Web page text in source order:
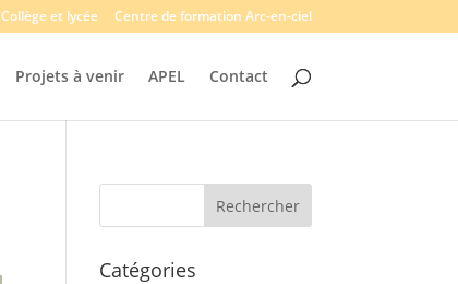
Collège et lycée Centre de formation Arc-en-ciel
Projets à venir APEL Contact
Catégories